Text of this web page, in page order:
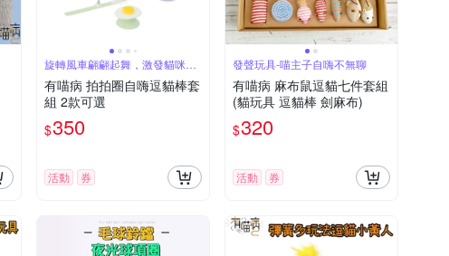
旋轉風車翩翩起舞，激發貓咪狩
獵天性
有喵病 拍拍圈自嗨逗貓棒套
組 2款可選
$350
活動 券
發聲玩具-喵主子自嗨不無聊
有喵病 麻布鼠逗貓七件套組
(貓玩具 逗貓棒 劍麻布)
$320
活動 券